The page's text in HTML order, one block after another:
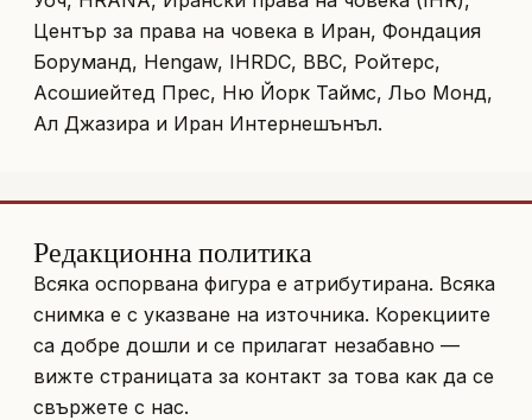
Център за права на човека в Иран, Фондация
Боруманд, Hengaw, IHRDC, BBC, Ройтерс,
Асошиейтед Прес, Ню Йорк Таймс, Льо Монд,
Ал Джазира и Иран Интернешънъл.
Редакционна политика
Всяка оспорвана фигура е атрибутирана. Всяка
снимка е с указване на източника. Корекциите
са добре дошли и се прилагат незабавно —
вижте страницата за контакт за това как да се
свържете с нас.